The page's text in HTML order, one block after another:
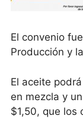
El convenio
Producción y
El aceite
en mezcla y
$1,50, que los